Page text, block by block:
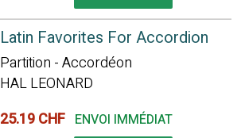
Latin Favorites For Accordion
Partition - Accordéon
HAL LEONARD
25.19 CHF ENVOI IMMÉDIAT